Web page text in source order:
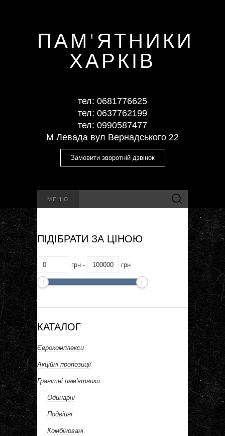
ПАМ'ЯТНИКИ
ХАРКІВ
тел: ‎0681776625
тел: ‎0637762199
тел: ‎‎0990587477
М Левада вул Вернадського 22
Замовити зворотній дзвінок
МЕНЮ Пошук:
ПІДІБРАТИ ЗА ЦІНОЮ
грн - грн
КАТАЛОГ
Єврокомплекси
Акційні пропозиції
Гранітні пам'ятники
Одинарні
Подвійні
Комбіновані